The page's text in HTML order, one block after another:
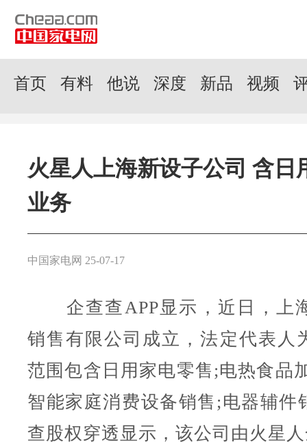
首页 有料 他说 深度 新品 视频
火星人上海新设子公司 含日
业务
中国家电网 25-07-17
企查查APP显示，近日，上
销售有限公司成立，法定代表人
范围包含日用家电零售;电热食品
智能家庭消费设备销售;电器辅件
查股权穿透显示，该公司由火星